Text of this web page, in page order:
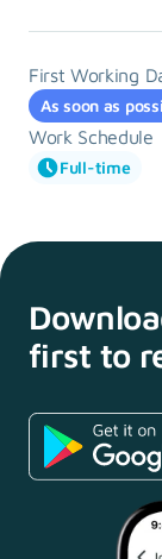
First Working
As soon as
Work Schedule
Full-time
first to